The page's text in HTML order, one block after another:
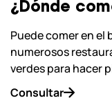
¿Dónde
Puede comer en
numerosos
verdes para hacer
Consultar